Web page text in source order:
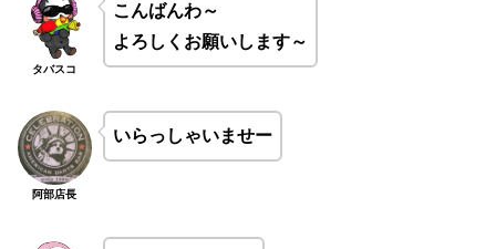
タバスコ
こんばんわ～
よろしくお願いします～
阿部店長
いらっしゃいませー